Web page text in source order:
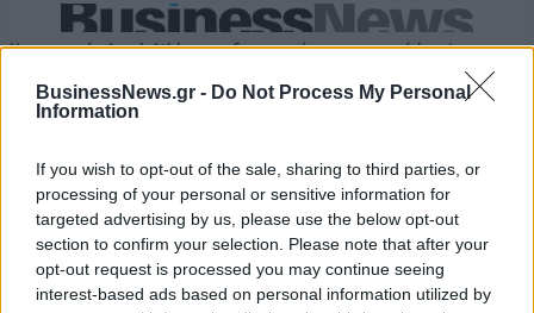
BusinessNews.gr - Do Not Process My Personal
Information
If you wish to opt-out of the sale, sharing to third parties, or
processing of your personal or sensitive information for
targeted advertising by us, please use the below opt-out
section to confirm your selection. Please note that after your
opt-out request is processed you may continue seeing
interest-based ads based on personal information utilized by
Η συμφωνία Arval-Athlon αναδιαμορφώνει την αγορά leasing
αναδιάρθρωσης
ΟΤΕ στη διεθνή σειρά δεικτών
FTSE4Good
Alpha Bank: Για πρώτη φορά το Αρχαίο Θέατρο Επιδαύρου άνοιξε τις
πύλες του σε όλους